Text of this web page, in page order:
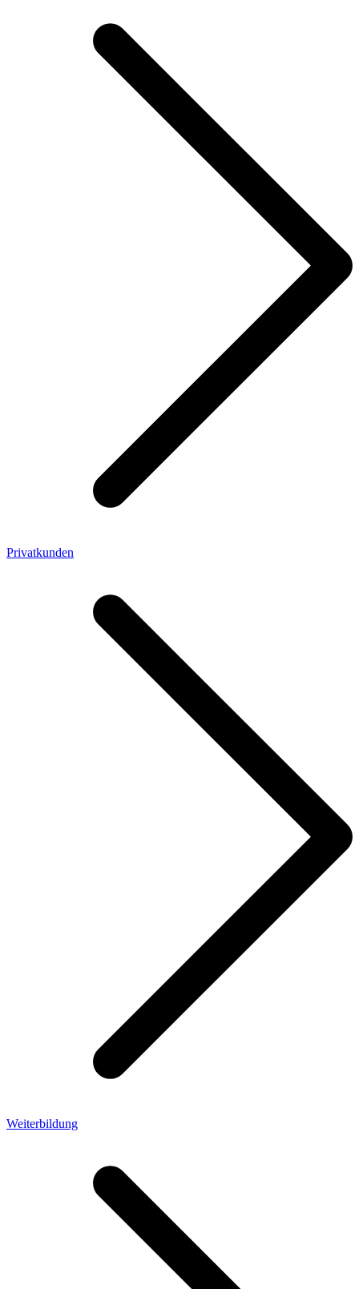
Privatkunden
Weiterbildung